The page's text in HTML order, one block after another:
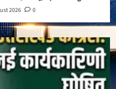
2026 0